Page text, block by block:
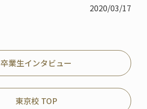
2020/03/17
卒業生インタビュー
東京校 TOP